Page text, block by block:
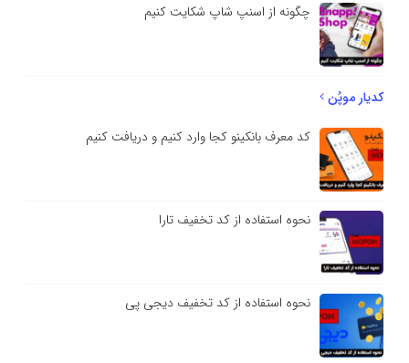
چگونه از اسنپ شاپ شکایت کنیم
کدیار موپُن
کد معرف بانکینو کجا وارد کنیم و دریافت کنیم
نحوه استفاده از کد تخفیف تارا
نحوه استفاده از کد تخفیف دیجی پی